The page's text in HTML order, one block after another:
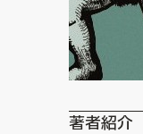
著者紹介